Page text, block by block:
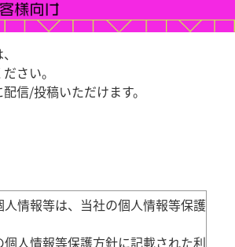
さい。
信/投稿いただけます。
情報等は、当社の個人情報等保護
人情報等保護方針に記載された利